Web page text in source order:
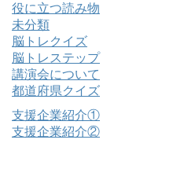
役に立つ読み物
未分類
脳トレクイズ
脳トレステップ
講演会について
都道府県クイズ
支援企業紹介①
支援企業紹介②